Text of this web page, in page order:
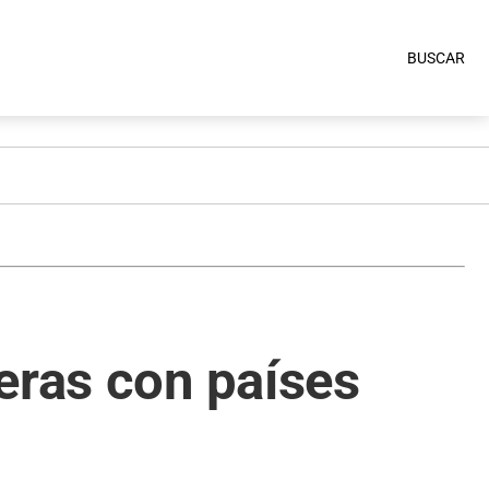
BUSCAR
con países